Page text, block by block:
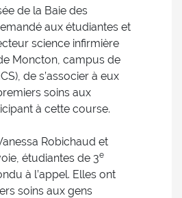
de la Baie des
aux étudiantes et
science infirmière
Moncton, campus de
de s’associer à eux
soins aux
à cette course.
Robichaud et
étudiantes de 3e
à l’appel. Elles ont
soins aux gens